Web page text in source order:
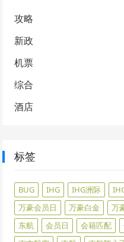
攻略
新政
机票
综合
酒店
标签
BUG IHG IHG洲际
万豪会员日
万豪白金 万
东航
会员日 会籍匹配